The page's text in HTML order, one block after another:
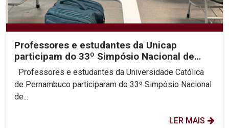
Professores e estudantes da Unicap
participam do 33º Simpósio Nacional de
História da ANPUH
de Pernambuco participaram do 33º Simpósio Nacional
de...
LER MAIS